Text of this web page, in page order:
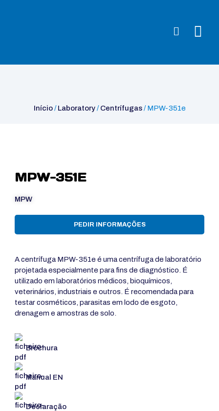
Início/Laboratory/Centrífugas/ MPW-351e
MPW-351E
MPW
PEDIR INFORMAÇÕES
A centrífuga MPW-351e é uma centrífuga de laboratório
projetada especialmente para fins de diagnóstico. É
utilizado em laboratórios médicos, bioquímicos,
veterinários, industriais e outros. É recomendada para
testar cosméticos, parasitas em lodo de esgoto,
drenagem e amostras de solo.
Brochura
Manual EN
Declaração